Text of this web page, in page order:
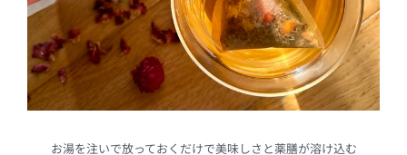
お湯を注いで放っておくだけで美味しさと薬膳が溶け込む